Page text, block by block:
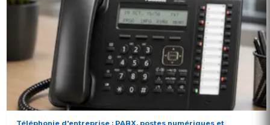
Téléphonie d'entreprise : PABX, postes numériques et